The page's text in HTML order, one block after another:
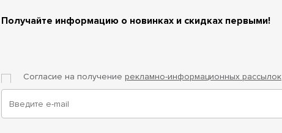
Получайте информацию о новинках и скидках первыми!
Согласие на получение рекламно-информационных рассылок